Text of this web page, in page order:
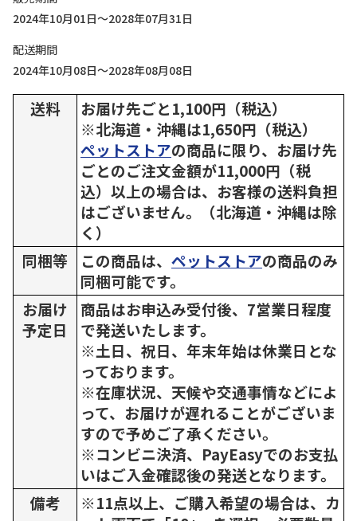
2024年10月01日～2028年07月31日
配送期間
2024年10月08日～2028年08月08日
送料
お届け先ごと1,100円（税込）
※北海道・沖縄は1,650円（税込）
ペットストアの商品に限り、お届け先
ごとのご注文金額が11,000円（税
込）以上の場合は、お客様の送料負担
はございません。（北海道・沖縄は除
く）
同梱等
この商品は、 ペットストアの商品のみ
同梱可能です。
お届け
予定日
商品はお申込み受付後、7営業日程度
で発送いたします。
※土日、祝日、年末年始は休業日とな
っております。
※在庫状況、天候や交通事情などによ
って、お届けが遅れることがございま
すので予めご了承ください。
※コンビニ決済、PayEasyでのお支払
いはご入金確認後の発送となります。
備考
※11点以上、ご購入希望の場合は、カ